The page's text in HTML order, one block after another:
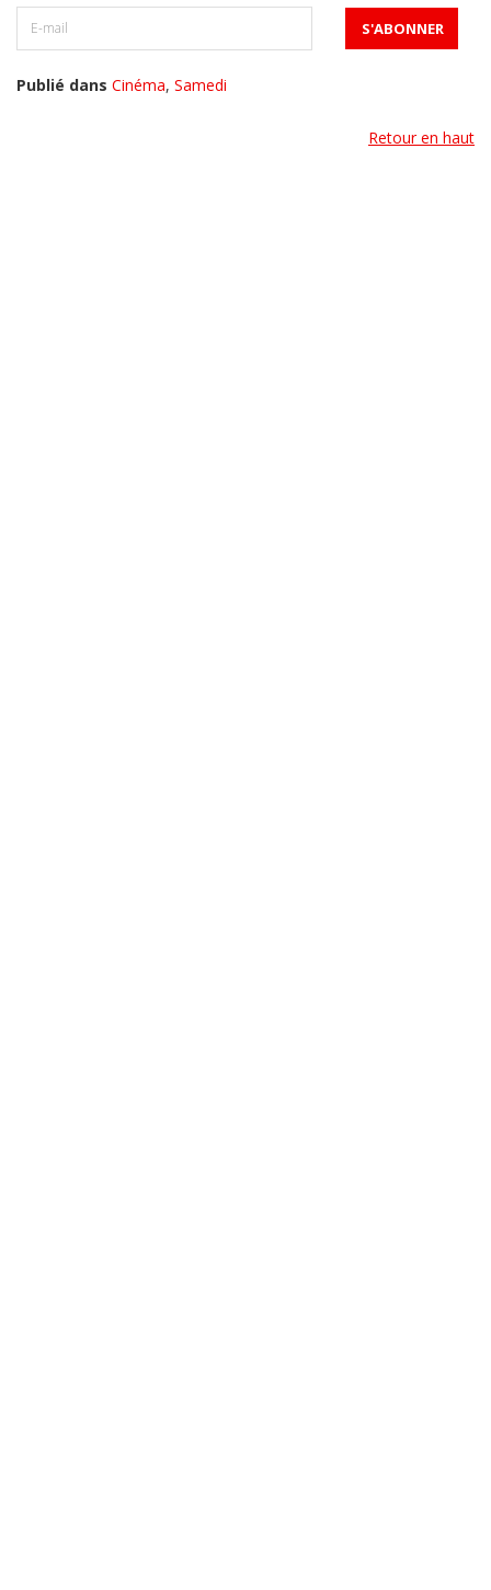
Publié dans Cinéma, Samedi
Retour en haut